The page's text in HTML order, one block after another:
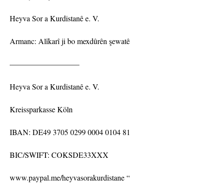
Heyva Sor a Kurdistanê e. V.
Armanc: Alîkarî ji bo mexdûrên şewatê
—————————
Heyva Sor a Kurdistanê e. V.
Kreissparkasse Köln
IBAN: DE49 3705 0299 0004 0104 81
BIC/SWIFT: COKSDE33XXX
www.paypal.me/heyvasorakurdistane“